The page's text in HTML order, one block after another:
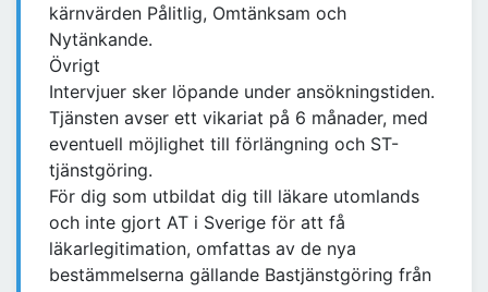
kärnvärden Pålitlig, Omtänksam och
Nytänkande.
Övrigt
Intervjuer sker löpande under ansökningstiden.
Tjänsten avser ett vikariat på 6 månader, med
eventuell möjlighet till förlängning och ST-
tjänstgöring.
För dig som utbildat dig till läkare utomlands
och inte gjort AT i Sverige för att få
läkarlegitimation, omfattas av de nya
bestämmelserna gällande Bastjänstgöring från